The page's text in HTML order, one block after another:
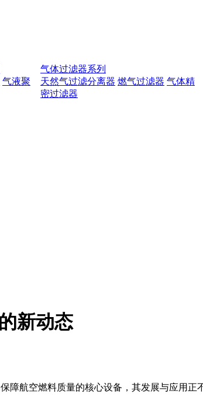
气液聚
气体过滤器系列
天然气过滤分离器 燃气过滤器 气体精
密过滤器
新动态
障航空燃料质量的核心设备，其发展与应用正